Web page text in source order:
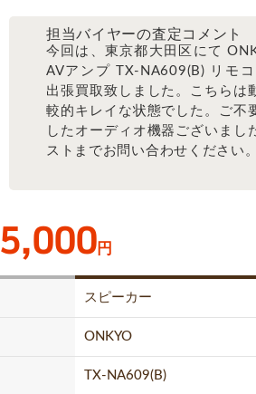
担当バイヤーの査定コメント
今回は、東京都大田区にて
AVアンプ TX-NA609(B) リモ
出張買取致しました。こちらは
較的キレイな状態でした。ご不
したオーディオ機器ございまし
ストまでお問い合わせください。
5,000円
スピーカー
ONKYO
TX-NA609(B)